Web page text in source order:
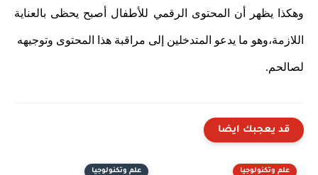
وهكذا يظهر أن المحتوى الرقمي للأطفال أصبح يحظى بالعناية
اللازمة،وهو ما يدعو المتدخلين إلى مراقبة هذا المحتوى وتوجيهه
لصالحم.
قد يعجبك ايضا
علم وتكنولوجيا علم وتكنولوجيا